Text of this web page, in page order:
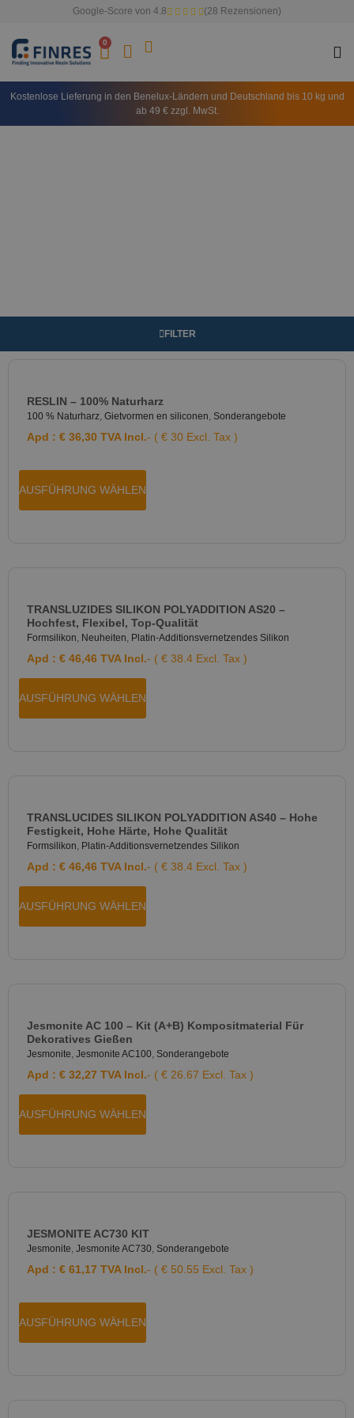
Google-Score von 4.8 (28 Rezensionen)
0
Kostenlose Lieferung in den Benelux-Ländern und Deutschland bis 10 kg und
ab 49 € zzgl. MwSt.
FILTER
RESLIN – 100% Naturharz
100 % Naturharz, Gietvormen en siliconen, Sonderangebote
Apd : € 36,30 TVA Incl.- ( € 30 Excl. Tax )
AUSFÜHRUNG WÄHLEN
TRANSLUZIDES SILIKON POLYADDITION AS20 –
Hochfest, Flexibel, Top-Qualität
Formsilikon, Neuheiten, Platin-Additionsvernetzendes Silikon
Apd : € 46,46 TVA Incl.- ( € 38.4 Excl. Tax )
AUSFÜHRUNG WÄHLEN
TRANSLUCIDES SILIKON POLYADDITION AS40 – Hohe
Festigkeit, Hohe Härte, Hohe Qualität
Formsilikon, Platin-Additionsvernetzendes Silikon
Apd : € 46,46 TVA Incl.- ( € 38.4 Excl. Tax )
AUSFÜHRUNG WÄHLEN
Jesmonite AC 100 – Kit (A+B) Kompositmaterial Für
Dekoratives Gießen
Jesmonite, Jesmonite AC100, Sonderangebote
Apd : € 32,27 TVA Incl.- ( € 26.67 Excl. Tax )
AUSFÜHRUNG WÄHLEN
JESMONITE AC730 KIT
Jesmonite, Jesmonite AC730, Sonderangebote
Apd : € 61,17 TVA Incl.- ( € 50.55 Excl. Tax )
AUSFÜHRUNG WÄHLEN